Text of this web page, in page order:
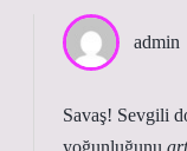
admin
Savaş! Sevgili
yoğunluğunu